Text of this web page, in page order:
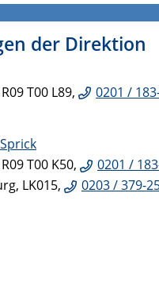
der Direktion
T00 L89,
0201 /
T00 K50,
0201 /
LK015,
0203 / 379-